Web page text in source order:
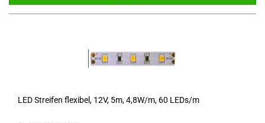
LED Strei­fen fle­xi­bel, 12V, 5m, 4,8W/m, 60 LEDs/m